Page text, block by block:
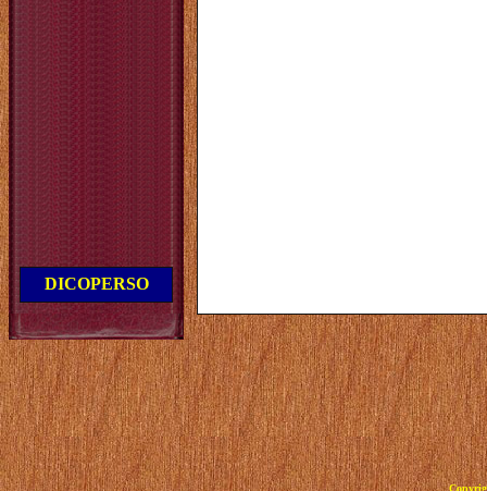
DICOPERSO